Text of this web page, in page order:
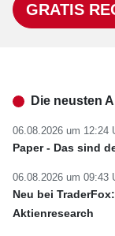
GRATIS
Die neusten
06.08.2026 um 12:24
Paper - Das sind
06.08.2026 um 09:43
Neu bei
Aktienresearch